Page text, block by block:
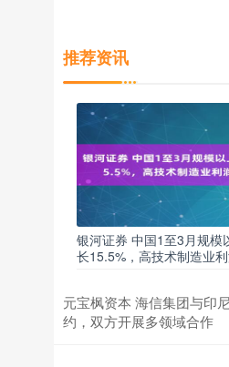
推荐资讯
银河证券 中国1至3月规模
长15.5%，高技术制造业
元宝枫资本 海信集团与印
约，双方开展多领域合作